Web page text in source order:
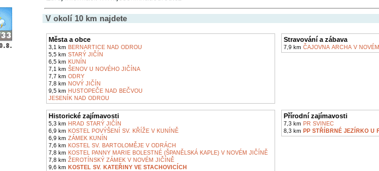
V okolí 10 km najdete
Města a obce
3,1 km BERNARTICE NAD ODROU
5,5 km STARÝ JIČÍN
6,5 km KUNÍN
7,1 km ŠENOV U NOVÉHO JIČÍNA
7,7 km ODRY
7,8 km NOVÝ JIČÍN
9,5 km HUSTOPEČE NAD BEČVOU
JESENÍK NAD ODROU
Stravování a zábava
7,9 km ČAJOVNA ARCHA V
Historické zajímavosti
5,3 km HRAD STARÝ JIČÍN
6,9 km KOSTEL POVÝŠENÍ SV. KŘÍŽE V KUNÍNĚ
6,9 km ZÁMEK KUNÍN
7,6 km KOSTEL SV. BARTOLOMĚJE V ODRÁCH
7,8 km KOSTEL PANNY MARIE BOLESTNÉ (ŠPANĚLSKÁ KAPLE) V NOVÉM JIČÍNĚ
7,8 km ŽEROTÍNSKÝ ZÁMEK V NOVÉM JIČÍNĚ
9,6 km KOSTEL SV. KATEŘINY VE STACHOVICÍCH
Přírodní zajímavosti
7,3 km PR SVINEC
8,3 km PP STŘÍBRNÉ JEZÍRKO U